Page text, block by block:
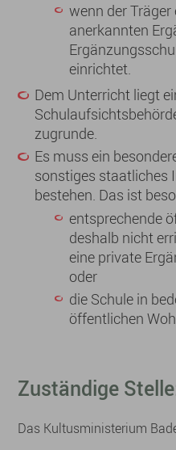
wenn der
anerkannten
einrichtet.
Dem Unterricht liegt
zugrunde.
Es muss ein
sonstiges staatliches
bestehen. Das ist
entsprechende
deshalb nicht
eine private
oder
die Schule in
öffentlichen
Zuständige
Das Kultusministerium